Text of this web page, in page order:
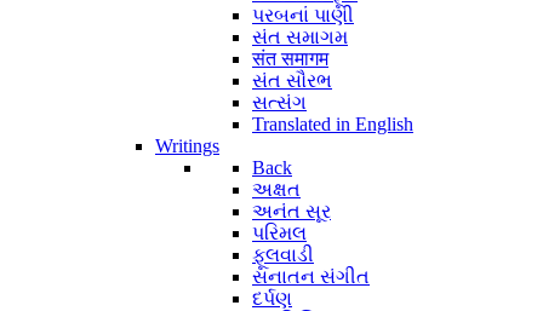
પરબનાં પાણી
સંત સમાગમ
संत समागम
સંત સૌરભ
સત્સંગ
Translated in English
Writings
Back
અક્ષત
અનંત સૂર
પરિમલ
ફૂલવાડી
સનાતન સંગીત
દર્પણ